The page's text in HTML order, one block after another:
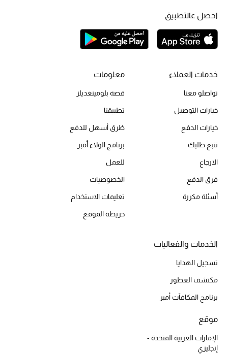
خدمات العملاء
تواصلو معنا
خيارات التوصيل
خيارات الدفع
تتبع طلبك
الارجاع
فرق الدفع
أسئلة مكررة
معلومات
قصة بلومينغديلز
تطبيقنا
طُرق أسهل للدفع
برنامج الولاء أمبر
للعمل
الخصوصيات
تعليمات الاستخدام
خريطة الموقع
الخدمات والفعاليات
تسجيل الهدايا
مكتشف العطور
برنامج المكافآت أمبر
موقع
الإمارات العربية المتحدة -
إنجليزي
احصل عالتطبيق